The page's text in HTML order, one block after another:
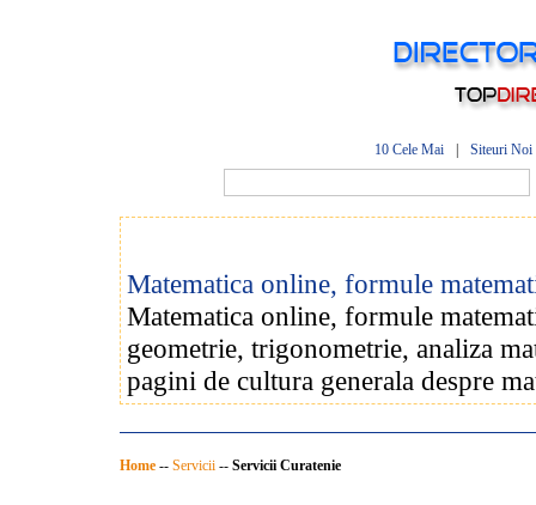
10 Cele Mai Siteuri Noi
Matematica online, formule
Matematica online, formule
geometrie, trigonometrie, analiza
pagini de cultura generala despre
Home -- Servicii -- Servicii Curatenie